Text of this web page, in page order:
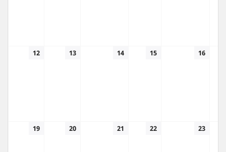
12 13 14 15 16
19 20 21 22 23